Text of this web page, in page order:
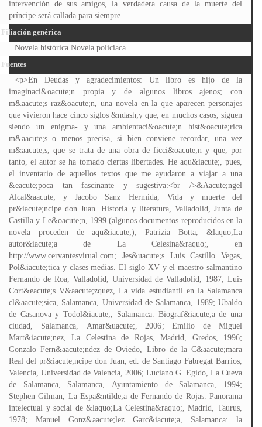
intervención de sus amigos, la verdadera causa de la muerte del
príncipe será callada para siempre.
Filiación genérica
Novela histórica Novela policiaca
Fuentes
<p>En Deudas y agradecimientos: Un libro es hijo de la
imaginaci&oacute;n propia y de algunos libros ajenos; con
m&aacute;s raz&oacute;n, una novela en la que aparecen personajes
que vivieron hace cinco siglos &ndash;y que, en muchos casos, siguen
siendo un enigma- y una ambientaci&oacute;n hist&oacute;rica
m&aacute;s o menos precisa, si bien conviene recordar, una vez
m&aacute;s, que se trata de una obra de ficci&oacute;n y que, por
tanto, el autor se ha tomado ciertas libertades. He aqu&iacute;, pues,
el inventario de aquellos textos que me ayudaron a viajar a una
&eacute;poca tan fascinante y sugestiva:<br />&Aacute;ngel
Alcal&aacute; y Jacobo Sanz Hermida, Vida y muerte del
pr&iacute;ncipe don Juan. Historia y literatura, Valladolid, Junta de
Castilla y Le&oacute;n, 1999 (algunos documentos reproducidos en la
novela proceden de aqu&iacute;); Patrizia Botta, &laquo;La
autor&iacute;a de La Celesina&raquo;, en
http://www.cervantesvirual.com; Jes&uacute;s Luis Castillo Vegas,
Pol&iacute;tica y clases medias. El siglo XV y el maestro salmantino
Fernando de Roa, Valladolid, Universidad de Valladolid, 1987; Luis
Cort&eacute;s V&aacute;zquez, La vida estudiantil en la Salamanca
cl&aacute;sica, Salamanca, Universidad de Salamanca, 1989; Ubaldo
de Casanova y Todol&iacute;, Salamanca. Biograf&iacute;a de una
ciudad, Salamanca, Amar&uacute;, 2006; Emilio de Miguel
Mart&iacute;nez, La Celestina de Rojas, Madrid, Gredos, 1996;
Gonzalo Fern&aacute;ndez de Oviedo, Libro de la C&aacute;mara
Real del pr&iacute;ncipe don Juan, ed. de Santiago Fabregat Barrios,
Valencia, Universidad de Valencia, 2006; Luciano G. Egido, La Cueva
de Salamanca, Salamanca, Ayuntamiento de Salamanca, 1994;
Stephen Gilman, La Espa&ntilde;a de Fernando de Rojas. Panorama
intelectual y social de &laquo;La Celestina&raquo;, Madrid, Taurus,
1978; Manuel Gonz&aacute;lez Garc&iacute;a, Salamanca: la